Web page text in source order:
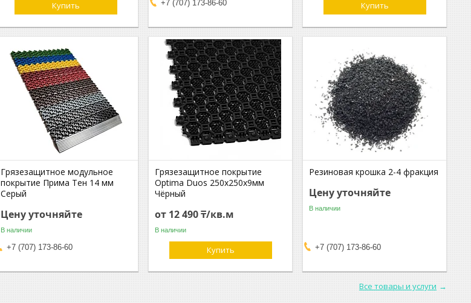
Купить +7 (707) 173-86-60 Купить
Грязезащитное модульное
покрытие Прима Тен 14 мм
Серый
Цену уточняйте
В наличии
+7 (707) 173-86-60
Грязезащитное покрытие
Optima Duos 250х250х9мм
Чёрный
от 12 490 ₸/кв.м
В наличии
Купить
Резиновая крошка 2-4 фракция
Цену уточняйте
В наличии
+7 (707) 173-86-60
Все товары и услуги